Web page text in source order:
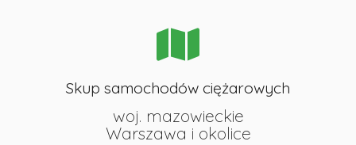
Skup samochodów ciężarowych
woj. mazowieckie
Warszawa i okolice